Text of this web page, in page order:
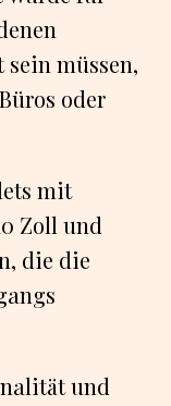
müssen,
oder
mit
Zoll und
die die
und